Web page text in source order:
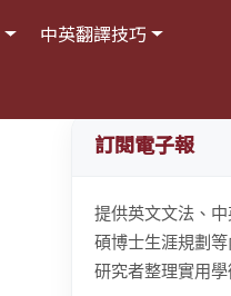
中英翻譯技巧
訂閱電子報
提供英文文法、
碩博士生涯規劃
研究者整理實用學